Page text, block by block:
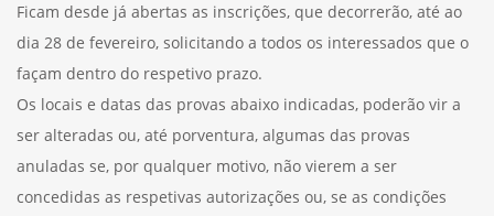
Ficam desde já abertas as inscrições, que decorrerão, até ao
dia 28 de fevereiro, solicitando a todos os interessados que o
façam dentro do respetivo prazo.
Os locais e datas das provas abaixo indicadas, poderão vir a
ser alteradas ou, até porventura, algumas das provas
anuladas se, por qualquer motivo, não vierem a ser
concedidas as respetivas autorizações ou, se as condições